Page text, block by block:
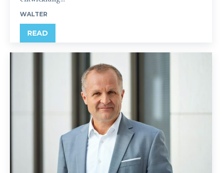
WALTER
READ